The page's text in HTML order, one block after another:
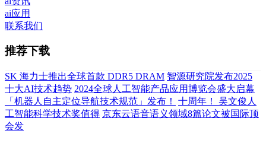
ai应用
联系我们
推荐下载
SK 海力士推出全球首款 DDR5 DRAM 智源研究院发布2025
十大AI技术趋势 2024全球人工智能产品应用博览会盛大启幕
「机器人自主定位导航技术规范」发布！
十周年！ 吴文俊人
工智能科学技术奖值得 京东云语音语义领域8篇论文被国际顶
会发